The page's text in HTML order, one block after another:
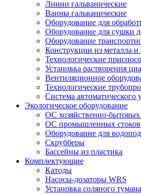
Линии гальванические
Ванны гальванические
Оборудование для
Оборудование для сушки
Оборудование
Конструкции из металла и
Технологические
Установка растворения
Вентиляционное
Технологические
Система автоматического
Экологическое оборудование
ОС хозяйственно-бытовых
ОС промышленных стоков
Оборудование для
Скрубберы
Бассейны из пластика
Комплектующие
Катоды
Насосы-дозаторы WRS
Установка соляного тумана